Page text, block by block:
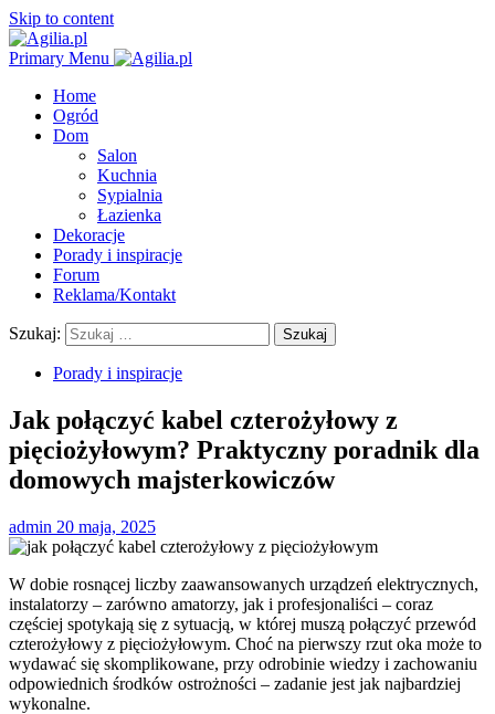
Skip to content
Primary Menu
Home
Ogród
Dom
Salon
Kuchnia
Sypialnia
Łazienka
Dekoracje
Porady i inspiracje
Forum
Reklama/Kontakt
Szukaj:
Porady i inspiracje
Jak połączyć kabel czterożyłowy z
pięciożyłowym? Praktyczny poradnik dla
domowych majsterkowiczów
admin 20 maja, 2025
W dobie rosnącej liczby zaawansowanych urządzeń elektrycznych,
instalatorzy – zarówno amatorzy, jak i profesjonaliści – coraz
częściej spotykają się z sytuacją, w której muszą połączyć przewód
czterożyłowy z pięciożyłowym. Choć na pierwszy rzut oka może to
wydawać się skomplikowane, przy odrobinie wiedzy i zachowaniu
odpowiednich środków ostrożności – zadanie jest jak najbardziej
wykonalne.